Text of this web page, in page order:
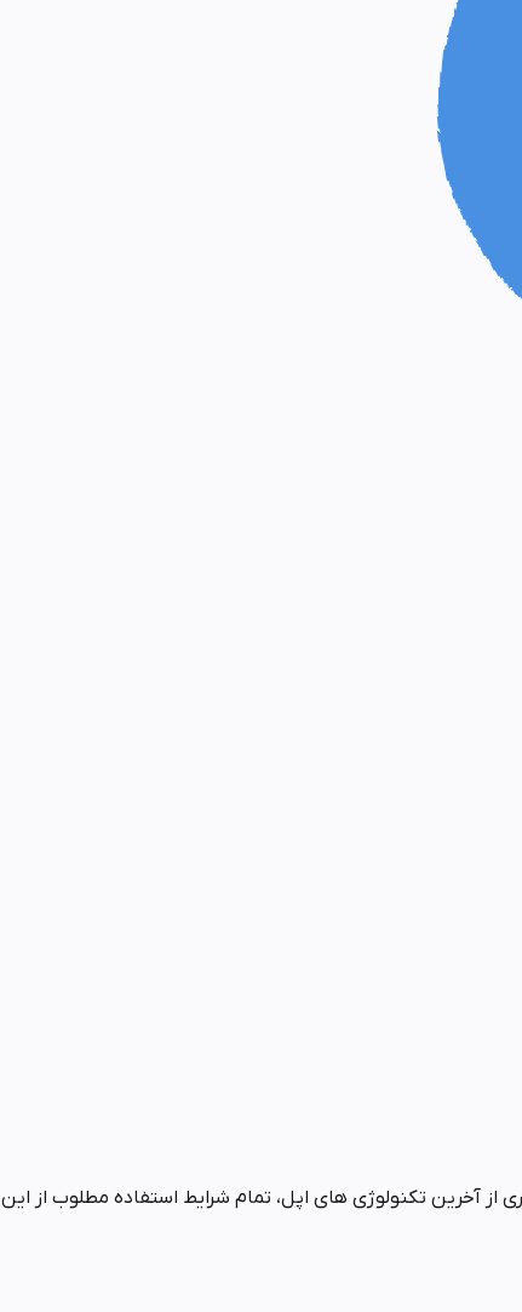
از آخرین تکنولوژی های اپل، تمام شرایط استفاده مطلوب از این